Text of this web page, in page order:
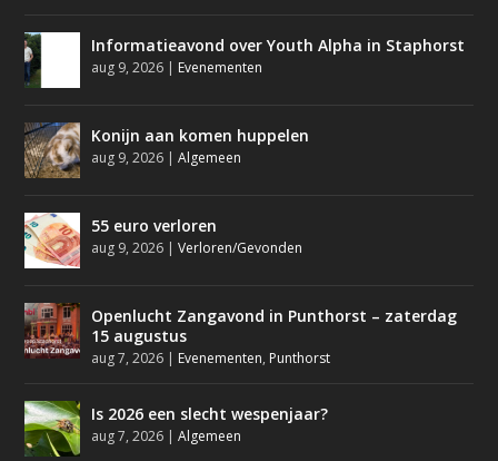
Informatieavond over Youth Alpha in Staphorst
aug 9, 2026 | Evenementen
Konijn aan komen huppelen
aug 9, 2026 |Algemeen
55 euro verloren
aug 9, 2026 |Verloren/Gevonden
Openlucht Zangavond in Punthorst – zaterdag
15 augustus
aug 7, 2026 | Evenementen, Punthorst
Is 2026 een slecht wespenjaar?
aug 7, 2026 |Algemeen